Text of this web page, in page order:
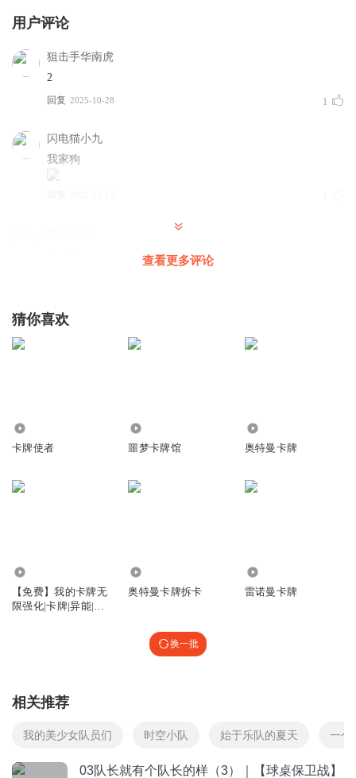
用户评论
狙击手华南虎
2
回复 2025-10-28 1
闪电猫小九
我家狗
qzuser_O7oM
查看更多评论
猜你喜欢
卡牌使者 噩梦卡牌馆 奥特曼卡牌
【免费】我的卡牌无
限强化|卡牌|异能|升
奥特曼卡牌拆卡 雷诺曼卡牌
换一批
相关推荐
我的美少女队员们 时空小队 始于乐队的夏天 一个
03队长就有个队长的样（3）｜【球桌保卫战】